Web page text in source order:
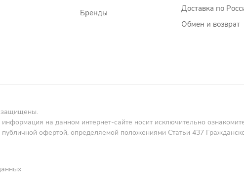
Бренды
Доставка по
Обмен и возврат
защищены.
на данном интернет-сайте носит исключительно
публичной офертой, определяемой положениями Статьи 437